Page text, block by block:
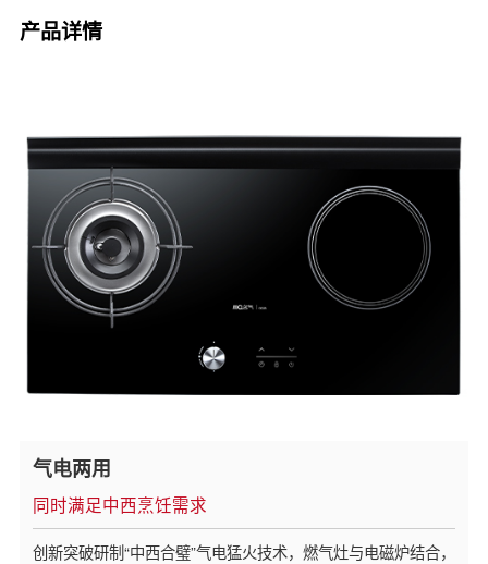
产品详情
气电两用
同时满足中西烹饪需求
创新突破研制“中西合璧”气电猛火技术，燃气灶与电磁炉结合，